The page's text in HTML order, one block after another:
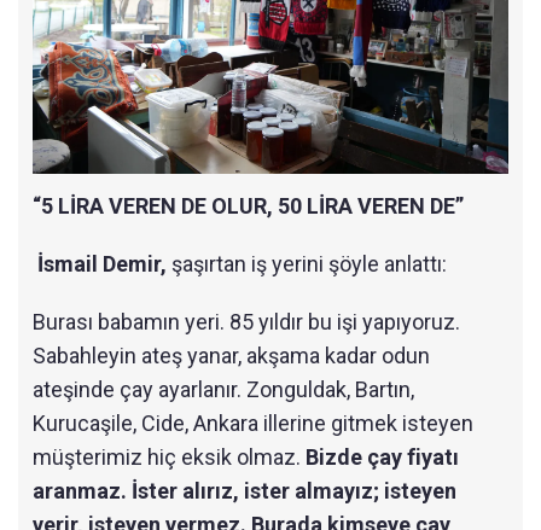
“5 LİRA VEREN DE OLUR, 50 LİRA VEREN DE”
İsmail Demir, şaşırtan iş yerini şöyle anlattı:
Burası babamın yeri. 85 yıldır bu işi yapıyoruz.
Sabahleyin ateş yanar, akşama kadar odun
ateşinde çay ayarlanır. Zonguldak, Bartın,
Kurucaşile, Cide, Ankara illerine gitmek isteyen
müşterimiz hiç eksik olmaz. Bizde çay fiyatı
aranmaz. İster alırız, ister almayız; isteyen